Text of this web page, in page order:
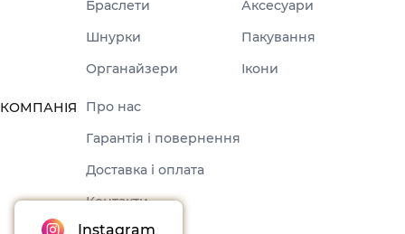
Браслети
Аксесуари
Шнурки
Пакування
Органайзери
Ікони
КОМПАНІЯ
Про нас
Гарантія і повернення
Доставка і оплата
Контакти
Instagram